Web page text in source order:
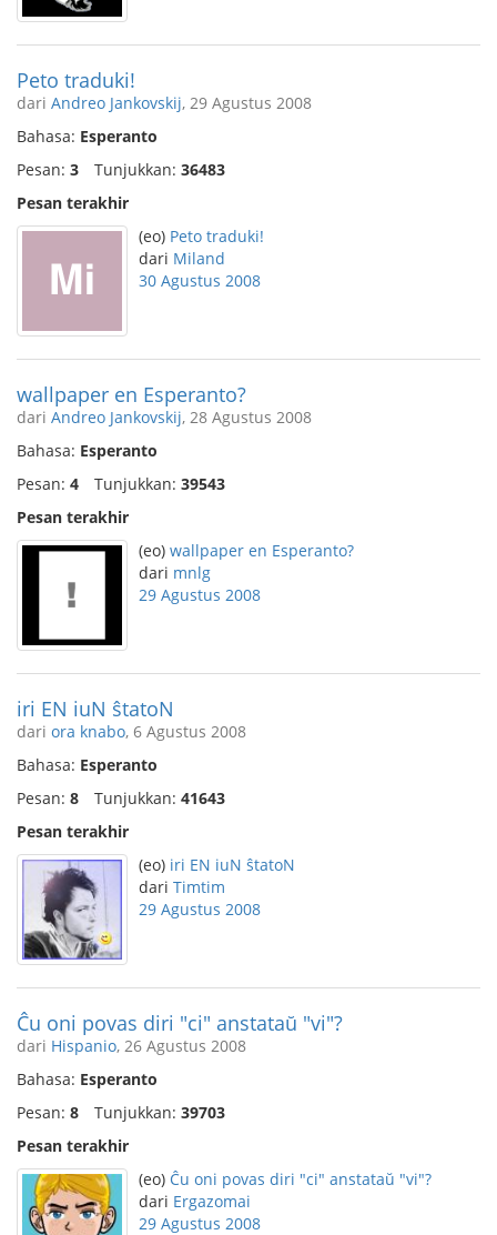
Peto traduki!
dari Andreo Jankovskij, 29 Agustus 2008
Bahasa: Esperanto
Pesan: 3 Tunjukkan: 36483
Pesan terakhir
(eo) Peto traduki!
dari Miland
30 Agustus 2008
wallpaper en Esperanto?
dari Andreo Jankovskij, 28 Agustus 2008
Bahasa: Esperanto
Pesan: 4 Tunjukkan: 39543
Pesan terakhir
(eo) wallpaper en Esperanto?
dari mnlg
29 Agustus 2008
iri EN iuN ŝtatoN
dari ora knabo, 6 Agustus 2008
Bahasa: Esperanto
Pesan: 8 Tunjukkan: 41643
Pesan terakhir
(eo) iri EN iuN ŝtatoN
dari Timtim
29 Agustus 2008
Ĉu oni povas diri "ci" anstataŭ "vi"?
dari Hispanio, 26 Agustus 2008
Bahasa: Esperanto
Pesan: 8 Tunjukkan: 39703
Pesan terakhir
(eo) Ĉu oni povas diri "ci" anstataŭ "vi"?
dari Ergazomai
29 Agustus 2008